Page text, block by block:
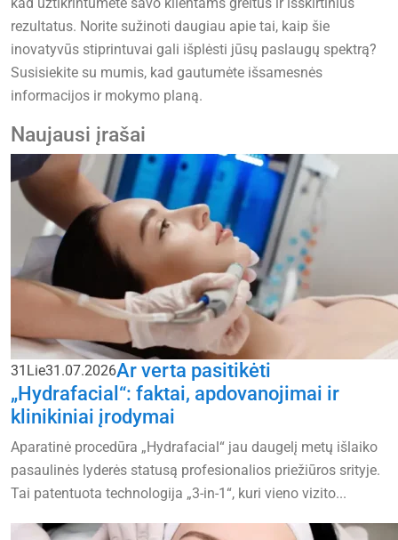
rezultatus. Norite sužinoti daugiau apie tai, kaip šie
inovatyvūs stiprintuvai gali išplėsti jūsų paslaugų spektrą?
Susisiekite su mumis, kad gautumėte išsamesnės
informacijos ir mokymo planą.
Naujausi įrašai
31 Lie31.07.2026Ar verta pasitikėti
„Hydrafacial“: faktai, apdovanojimai ir
klinikiniai įrodymai
Aparatinė procedūra „Hydrafacial“ jau daugelį metų išlaiko
pasaulinės lyderės statusą profesionalios priežiūros srityje.
Tai patentuota technologija „3-in-1“, kuri vieno vizito...